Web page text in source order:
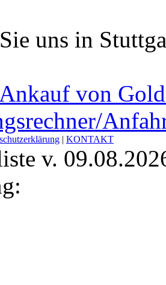
uns in
Ankauf von
| KONTAKT
v.